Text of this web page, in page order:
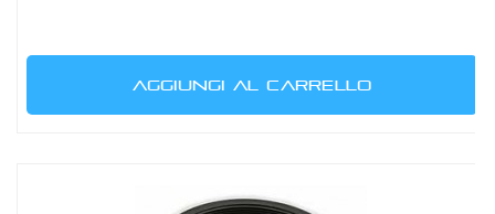
AGGIUNGI AL CARRELLO